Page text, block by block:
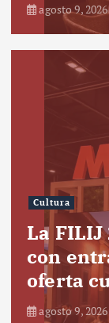
agosto 9, 2026
Cultura
La
con
oferta
agosto 9, 2026